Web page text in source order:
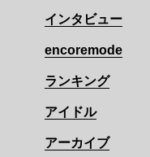
インタビュー
encoremode
ランキング
アイドル
アーカイブ